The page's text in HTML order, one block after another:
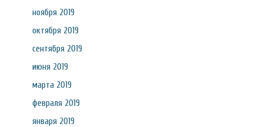
ноября 2019
октября 2019
сентября 2019
июня 2019
марта 2019
февраля 2019
января 2019